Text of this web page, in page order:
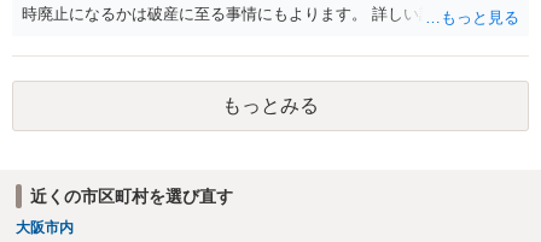
時廃止になるかは破産に至る事情にもよります。 詳しい話はお問い合
もっとみる
近くの市区町村を選び直す
大阪市内